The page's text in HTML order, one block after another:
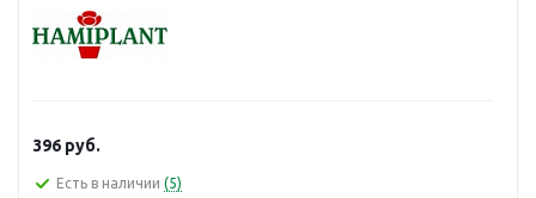
396 руб.
Есть в наличии (5)